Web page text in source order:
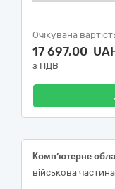
Очікувана
17 697,00
з ПДВ
Комп’ютерне
військова